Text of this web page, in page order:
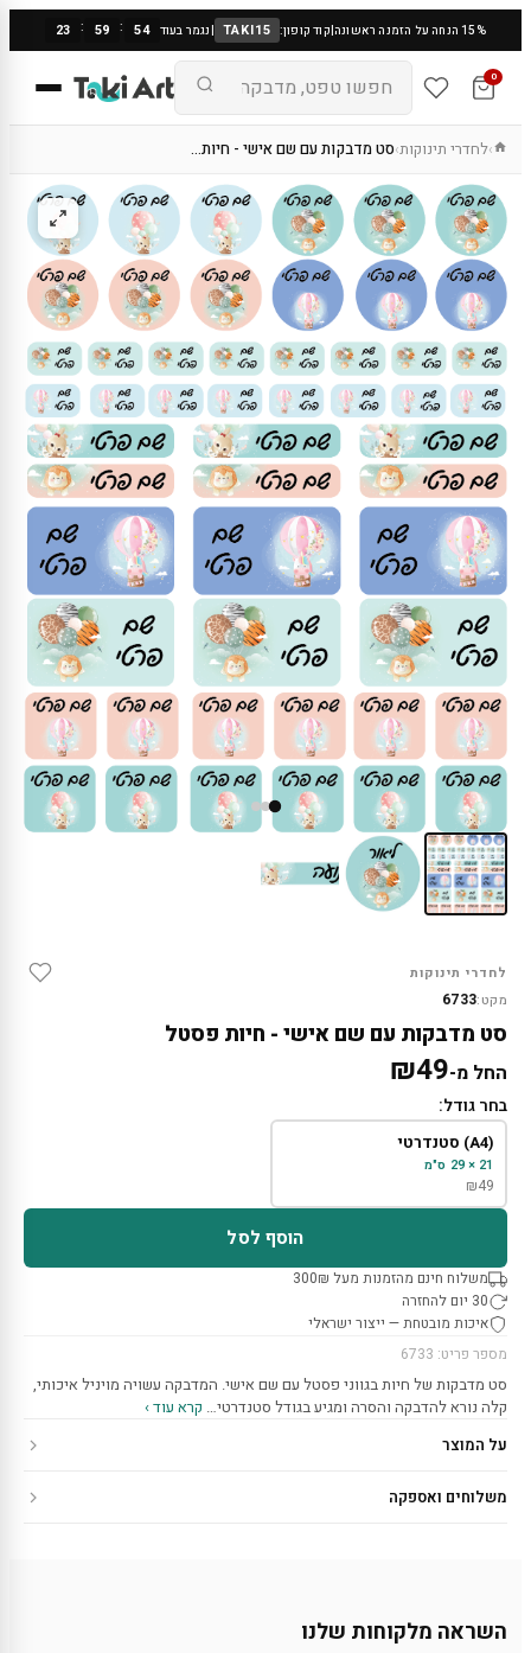
15% הנחה על הזמנה ראשונה |קוד קופון: TAKI15
|נגמר בעוד 23 : 59 : 53
0
›לחדרי תינוקות›סט מדבקות עם שם אישי - חיות…
לחדרי תינוקות
מקט:6733
סט מדבקות עם שם אישי - חיות פסטל
החל מ- ₪49
בחר גודל:
(A4) סטנדרטי
21 × 29 ס"מ
₪49
הוסף לסל
משלוח חינם מהזמנות מעל 300₪
30 יום להחזרה
איכות מובטחת — ייצור ישראלי
מספר פריט: 6733
סט מדבקות של חיות בגווני פסטל עם שם אישי. המדבקה עשויה מויניל איכותי,
קלה נורא להדבקה והסרה ומגיע בגודל סטנדרטי… קרא עוד ›
על המוצר
משלוחים ואספקה
השראה מלקוחות שלנו